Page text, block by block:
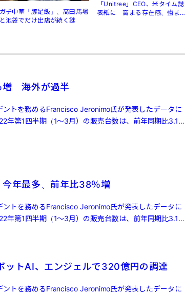
ガチ中華「豚足飯」、高田馬場
と池袋でだけ出店が続く謎
「Unitree」CEO、米タイム誌
表紙に 高まる存在感、強まる
増 海外が過半
トを務めるFrancisco Jeronimo氏が発表したデータに
年第1四半期（1～3月）の販売台数は、前年同期比3.1%
年最多、前年比38％増
トを務めるFrancisco Jeronimo氏が発表したデータに
年第1四半期（1～3月）の販売台数は、前年同期比3.1%
ットAI、エンジェルで320億円の調達
トを務めるFrancisco Jeronimo氏が発表したデータに